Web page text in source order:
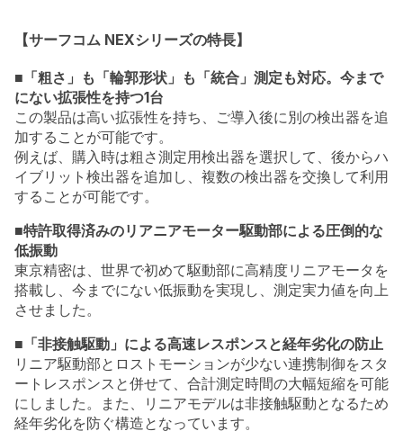
【サーフコム NEXシリーズの特長】
■「粗さ」も「輪郭形状」も「統合」測定も対応。今まで
にない拡張性を持つ1台
この製品は高い拡張性を持ち、ご導入後に別の検出器を追
加することが可能です。
例えば、購入時は粗さ測定用検出器を選択して、後からハ
イブリット検出器を追加し、複数の検出器を交換して利用
することが可能です。
■特許取得済みのリアニアモーター駆動部による圧倒的な
低振動
東京精密は、世界で初めて駆動部に高精度リニアモータを
搭載し、今までにない低振動を実現し、測定実力値を向上
させました。
■「非接触駆動」による高速レスポンスと経年劣化の防止
リニア駆動部とロストモーションが少ない連携制御をスタ
ートレスポンスと併せて、合計測定時間の大幅短縮を可能
にしました。また、リニアモデルは非接触駆動となるため
経年劣化を防ぐ構造となっています。